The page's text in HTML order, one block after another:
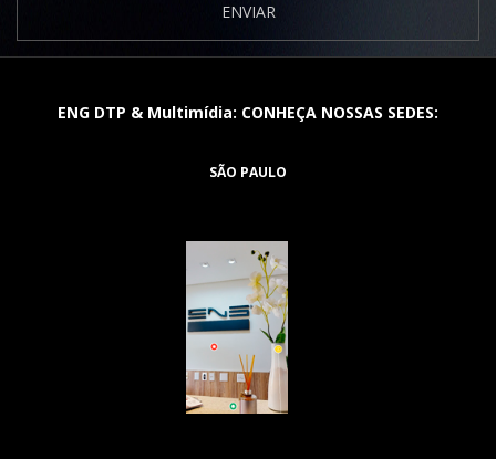
ENVIAR
ENG DTP & Multimídia: CONHEÇA NOSSAS SEDES:
SÃO PAULO